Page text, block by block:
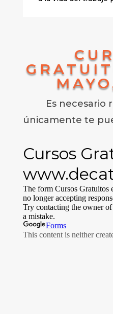
Es necesario
únicamente te